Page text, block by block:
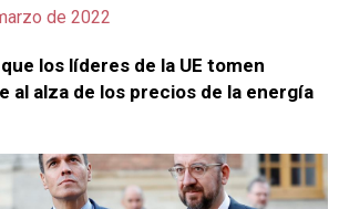
de 2022
los líderes de la UE tomen
al alza de los precios de la energía